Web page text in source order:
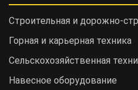
Строительная и дорожно-
Горная и карьерная техника
Сельскохозяйственная
Навесное оборудование